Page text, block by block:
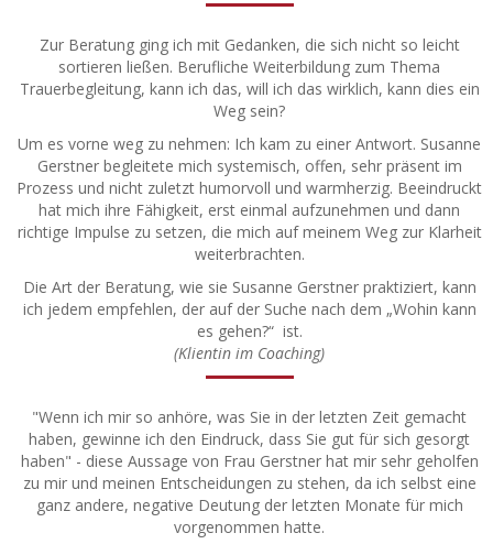
Zur Beratung ging ich mit Gedanken, die sich nicht so leicht
sortieren ließen. Berufliche Weiterbildung zum Thema
Trauerbegleitung, kann ich das, will ich das wirklich, kann dies ein
Weg sein?
Um es vorne weg zu nehmen: Ich kam zu einer Antwort. Susanne
Gerstner begleitete mich systemisch, offen, sehr präsent im
Prozess und nicht zuletzt humorvoll und warmherzig. Beeindruckt
hat mich ihre Fähigkeit, erst einmal aufzunehmen und dann
richtige Impulse zu setzen, die mich auf meinem Weg zur Klarheit
weiterbrachten.
Die Art der Beratung, wie sie Susanne Gerstner praktiziert, kann
ich jedem empfehlen, der auf der Suche nach dem „Wohin kann
es gehen?“ ist.
(Klientin im Coaching)
"Wenn ich mir so anhöre, was Sie in der letzten Zeit gemacht
haben, gewinne ich den Eindruck, dass Sie gut für sich gesorgt
haben" - diese Aussage von Frau Gerstner hat mir sehr geholfen
zu mir und meinen Entscheidungen zu stehen, da ich selbst eine
ganz andere, negative Deutung der letzten Monate für mich
vorgenommen hatte.